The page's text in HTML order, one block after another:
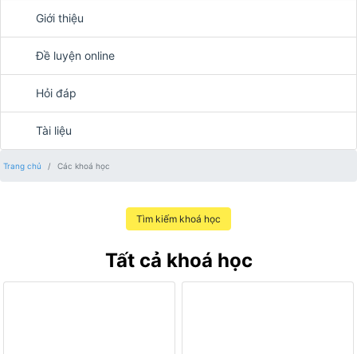
Giới thiệu
Đề luyện online
Hỏi đáp
Tài liệu
Trang chủ Các khoá học
Tìm kiếm khoá học
Tất cả khoá học